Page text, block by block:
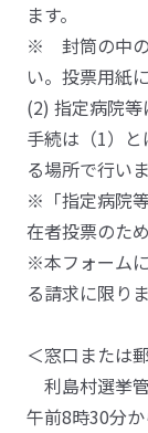
ます。
※ 封筒の中の
い。投票用紙
(2) 指定病院
手続は（1）
る場所で行いま
※「指定病院
在者投票のた
※本フォーム
る請求に限りま
＜窓口または
利島村選挙
午前8時30分